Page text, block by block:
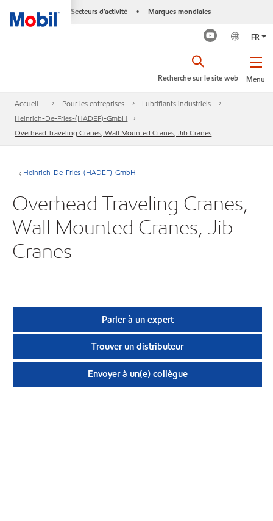
Secteurs d’activité • Marques mondiales
FR
Menu
Recherche sur le site web
Accueil Pour les entreprises
Lubrifiants industriels
Heinrich-De-Fries-(HADEF)-GmbH
Overhead Traveling Cranes, Wall Mounted Cranes, Jib Cranes
Heinrich-De-Fries-(HADEF)-GmbH
Overhead Traveling Cranes,
Wall Mounted Cranes, Jib
Cranes
Parler à un expert
Trouver un distributeur
Envoyer à un(e) collègue